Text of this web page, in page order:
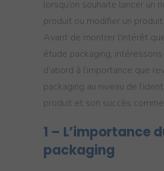
lorsqu’on souhaite lancer un
produit ou modifier un
Avant de montrer l’intérêt
étude packaging,
d’abord à l’importance que
packaging au niveau de
produit et son succès
1 – L’importance
packaging